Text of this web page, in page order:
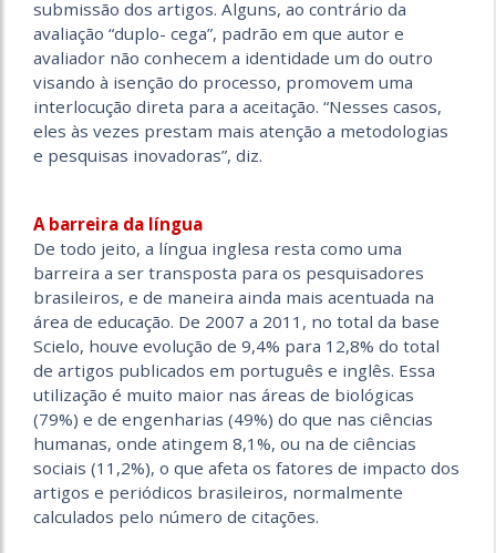
submissão dos artigos. Alguns, ao contrário da
avaliação “duplo- cega”, padrão em que autor e
avaliador não conhecem a identidade um do outro
visando à isenção do processo, promovem uma
interlocução direta para a aceitação. “Nesses casos,
eles às vezes prestam mais atenção a metodologias
e pesquisas inovadoras”, diz.
A barreira da língua
De todo jeito, a língua inglesa resta como uma
barreira a ser transposta para os pesquisadores
brasileiros, e de maneira ainda mais acentuada na
área de educação. De 2007 a 2011, no total da base
Scielo, houve evolução de 9,4% para 12,8% do total
de artigos publicados em português e inglês. Essa
utilização é muito maior nas áreas de biológicas
(79%) e de engenharias (49%) do que nas ciências
humanas, onde atingem 8,1%, ou na de ciências
sociais (11,2%), o que afeta os fatores de impacto dos
artigos e periódicos brasileiros, normalmente
calculados pelo número de citações.